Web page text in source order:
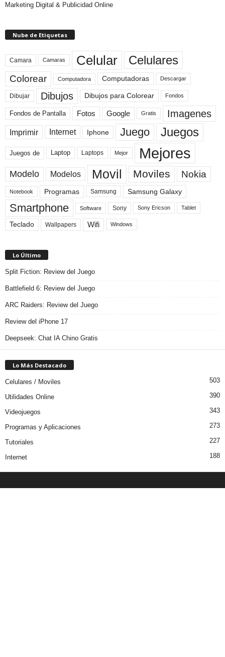
Marketing Digital & Publicidad Online
Nube de Etiquetas
Camara Camaras Celular Celulares
Colorear Computadora Computadoras Descargar
Dibujar Dibujos Dibujos para Colorear Fondos
Fondos de Pantalla Fotos Google Gratis Imagenes
Imprimir Internet Iphone Juego Juegos
Juegos de Laptop Laptops Mejor Mejores
Modelo Modelos Movil Moviles Nokia
Notebook Programas Samsung Samsung Galaxy
Smartphone Software Sony Sony Ericson Tablet
Teclado Wallpapers Wifi Windows
Lo Último
Split Fiction: Review del Juego
Battlefield 6: Review del Juego
ARC Raiders: Review del Juego
Review del iPhone 17
Deepseek: Chat IA Chino Gratis
Lo Más Destacado
Celulares / Moviles 503
Utilidades Online 390
Videojuegos 343
Programas y Aplicaciones 273
Tutoriales 227
Internet 188